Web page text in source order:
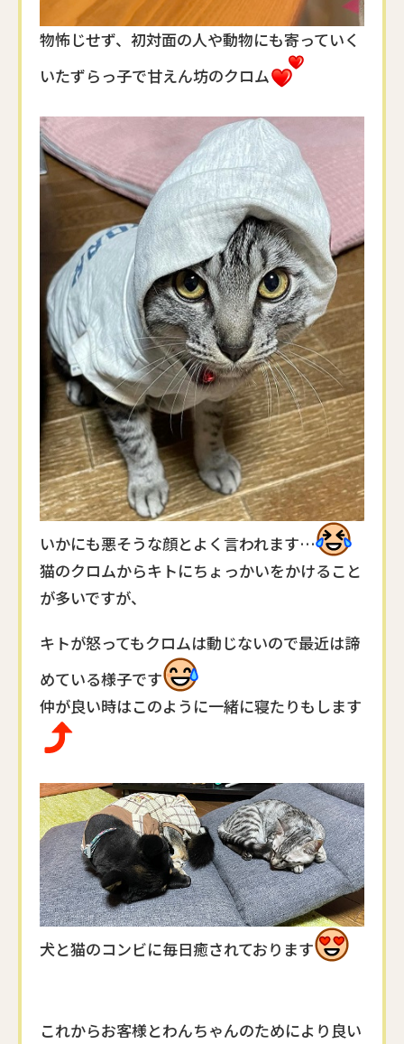
物怖じせず、初対面の人や動物にも寄っていく
いたずらっ子で甘えん坊のクロム
いかにも悪そうな顔とよく言われます…
猫のクロムからキトにちょっかいをかけること
が多いですが、
キトが怒ってもクロムは動じないので最近は諦
めている様子です
仲が良い時はこのように一緒に寝たりもします
犬と猫のコンビに毎日癒されております
これからお客様とわんちゃんのためにより良い